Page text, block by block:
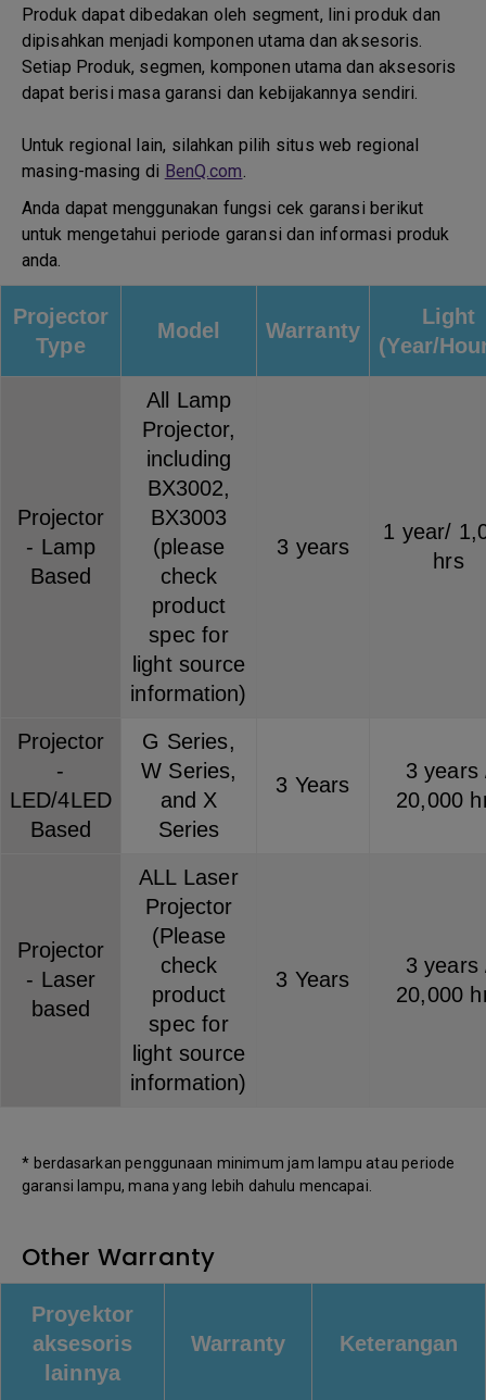
Produk dapat dibedakan oleh segment, lini produk dan
dipisahkan menjadi komponen utama dan aksesoris.
Setiap Produk, segmen, komponen utama dan aksesoris
dapat berisi masa garansi dan kebijakannya sendiri.
Untuk regional lain, silahkan pilih situs web regional
masing-masing di BenQ.com.
Anda dapat menggunakan fungsi cek garansi berikut
untuk mengetahui periode garansi dan informasi produk
anda.
Projector
Type
Model Warranty
Light
(Year/
Projector
- Lamp
Based
All Lamp
Projector,
including
BX3002,
BX3003
(please
check
product
spec for
light source
information)
3 years
1 year/
hrs
Projector
-
LED/4LED
Based
G Series,
W Series,
and X
Series
3 Years
3 years
20,000
Projector
- Laser
based
ALL Laser
Projector
(Please
check
product
spec for
light source
information)
3 Years
3 years
20,000
* berdasarkan penggunaan minimum jam lampu atau periode
garansi lampu, mana yang lebih dahulu mencapai.
Other Warranty
Proyektor
aksesoris
lainnya
Warranty Keterangan